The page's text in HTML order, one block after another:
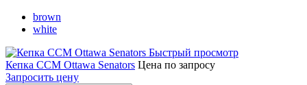
brown
white
Быстрый просмотр
Кепка CCM Ottawa Senators Цена по запросу
Запросить цену